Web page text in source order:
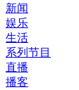
新闻
娱乐
生活
系列节目
直播
播客